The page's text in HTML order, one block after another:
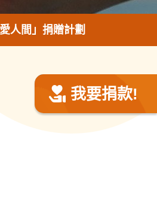
人間」捐贈計劃
我要捐款!